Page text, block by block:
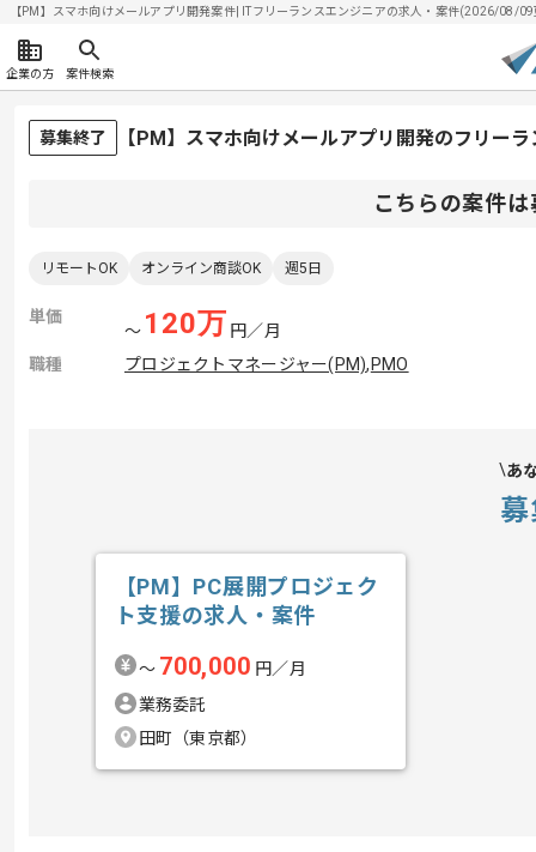
【PM】スマホ向けメールアプリ開発案件| ITフリーランスエンジニアの求人・案件(2026/08/
企業の方 案件検索
募集終了 【PM】スマホ向けメールアプリ開発のフリー
こちらの案件
リモートOK オンライン商談OK 週5日
単価
〜 120万 円／月
職種
プロジェクトマネージャー(PM), PMO
あ
【PM】PC展開プロジェク
ト支援の求人・案件
〜 700,000 円／月
業務委託
田町（東京都）